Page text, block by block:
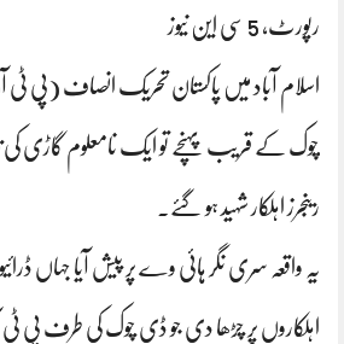
رپورٹ، 5 سی این نیوز
اسلام آباد میں پاکستان تحریک انصاف (پی
چوک کے قریب پہنچے تو ایک نامعلوم گاڑی کی
رینجرز اہلکار شہید ہو گئے۔
یہ واقعہ سری نگر ہائی وے پر پیش آیا جہاں
اہلکاروں پر چڑھا دی جو ڈی چوک کی طرف پی ٹی